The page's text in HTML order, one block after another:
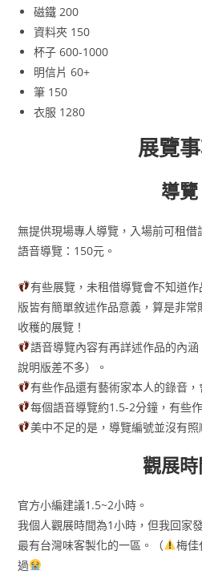
磁鐵 200
資料夾 150
杯子 600-1000
明信片 60+
筆 150
衣服 1280
展覽
導覽
無提供現場專人導覽，入場前可租借
語音導覽：150元。
有些展覽，未租借導覽會不知道
版皆有簡單敘述作品意義，算是非
收穫的展覽！
語音導覽內容有再詳述作品的內
說明版差不多）。
有些作品還有藝術家本人的錄音，
每個語音導覽約1.5-2分鐘，有些
美中不足的是，導覽編號並沒有照
觀展時
官方小編建議1.5~2小時。
我個人觀展時間為1小時，但我回家
最有台灣味客製化的一區。（
梅佳
過